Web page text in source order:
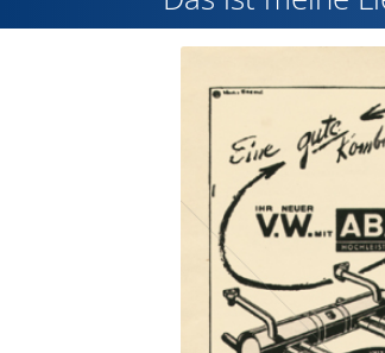
Home
Einst und Heute
Marken
Konzerne
Epoche